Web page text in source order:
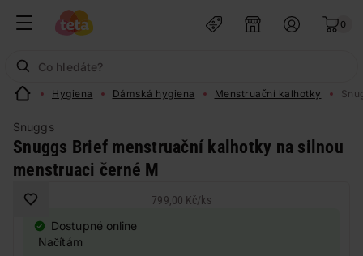
0
Hygiena Dámská hygiena Menstruační kalhotky
Snuggs
Snuggs Brief menstruační kalhotky na silnou
menstruaci černé M
799,00 Kč/ks
Dostupné online
Načítám